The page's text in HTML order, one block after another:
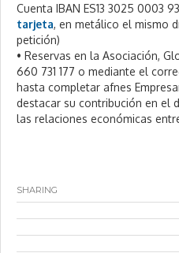
Cuenta IBAN ES13 3025 0003
tarjeta, en metálico el mismo
petición)
• Reservas en la Asociación,
660 731 177 o mediante el
hasta completar afnes
destacar su contribución en el
las relaciones económicas
SHARING